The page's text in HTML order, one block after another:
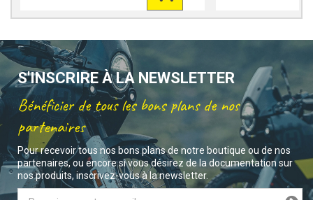
S'INSCRIRE À LA NEWSLETTER
Bénéficier de tous les bons plans de nos
partenaires
Pour recevoir tous nos bons plans de notre boutique ou de nos
partenaires, ou encore si vous désirez de la documentation sur
nos produits, inscrivez-vous à la newsletter.